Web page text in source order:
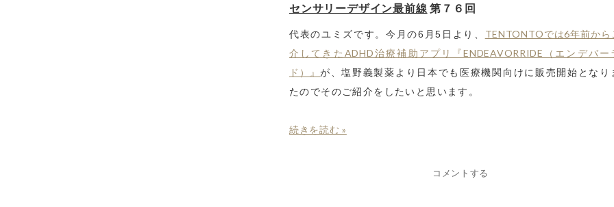
センサリーデザイン最前線 第７６回
代表のユミズです。今月の6月5日より、 TENTONTOでは6年前から
介してきたADHD治療補助アプリ『ENDEAVORRIDE（エンデバー
ド）』 が、塩野義製薬より日本でも医療機関向けに販売開始となり
たのでそのご紹介をしたいと思います。
続きを読む »
コメントする